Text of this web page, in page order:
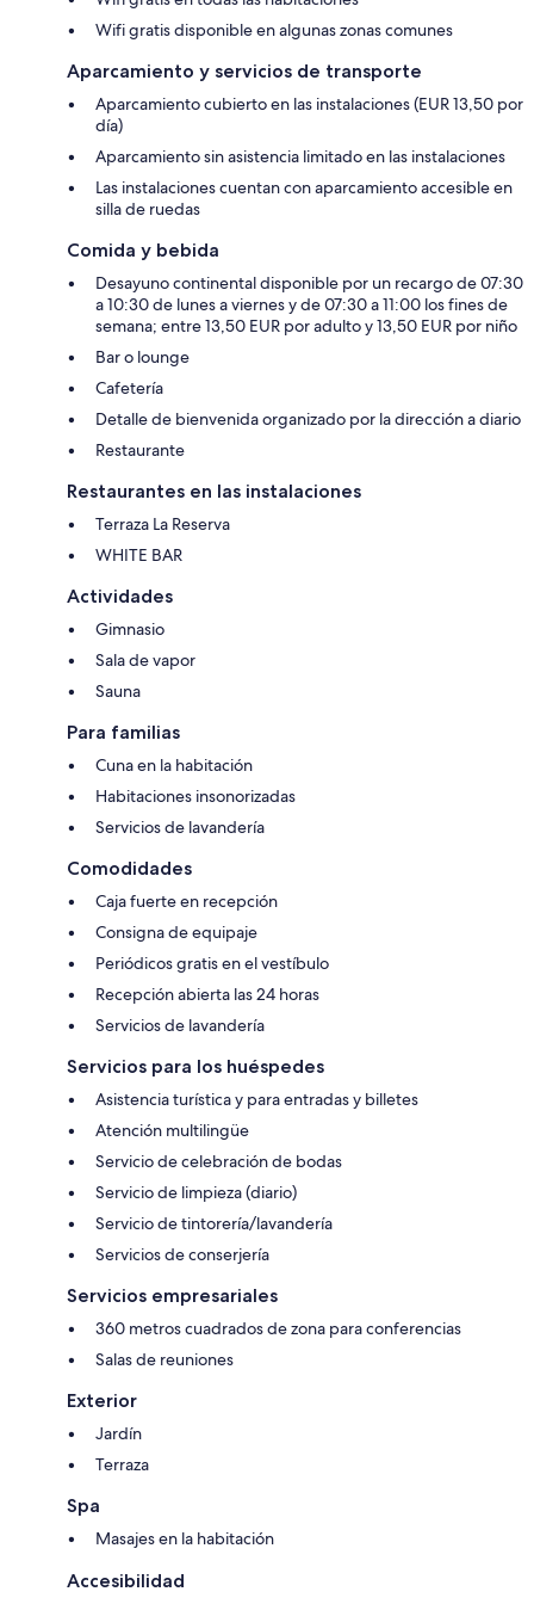
Wifi gratis disponible en algunas zonas comunes
Aparcamiento y servicios de transporte
Aparcamiento cubierto en las instalaciones (EUR 13,50 por
día)
Aparcamiento sin asistencia limitado en las instalaciones
Las instalaciones cuentan con aparcamiento accesible en
silla de ruedas
Comida y bebida
Desayuno continental disponible por un recargo de 07:30
a 10:30 de lunes a viernes y de 07:30 a 11:00 los fines de
semana; entre 13,50 EUR por adulto y 13,50 EUR por niño
Bar o lounge
Cafetería
Detalle de bienvenida organizado por la dirección a diario
Restaurante
Restaurantes en las instalaciones
Terraza La Reserva
WHITE BAR
Actividades
Gimnasio
Sala de vapor
Sauna
Para familias
Cuna en la habitación
Habitaciones insonorizadas
Servicios de lavandería
Comodidades
Caja fuerte en recepción
Consigna de equipaje
Periódicos gratis en el vestíbulo
Recepción abierta las 24 horas
Servicios de lavandería
Servicios para los huéspedes
Asistencia turística y para entradas y billetes
Atención multilingüe
Servicio de celebración de bodas
Servicio de limpieza (diario)
Servicio de tintorería/lavandería
Servicios de conserjería
Servicios empresariales
360 metros cuadrados de zona para conferencias
Salas de reuniones
Exterior
Jardín
Terraza
Spa
Masajes en la habitación
Accesibilidad